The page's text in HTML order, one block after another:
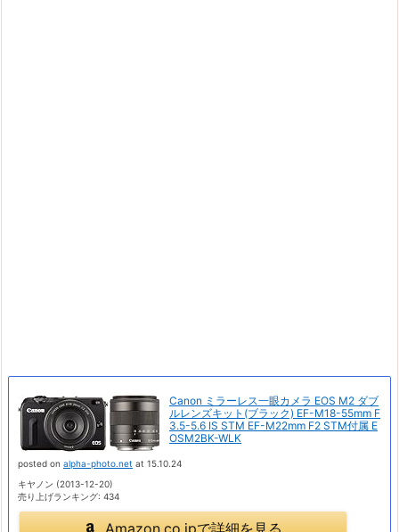
Canon ミラーレス一眼カメラ EOS M2 ダブ
ルレンズキット(ブラック) EF-M18-55mm F
3.5-5.6 IS STM EF-M22mm F2 STM付属 E
OSM2BK-WLK
posted on alpha-photo.net at 15.10.24
キヤノン (2013-12-20)
売り上げランキング: 434